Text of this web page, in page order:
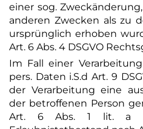
einer sog.
anderen Zwecken als zu
ursprünglich erhoben
Art. 6 Abs. 4 DSGVO
Im Fall einer
pers. Daten i.S.d Art. 9
der Verarbeitung eine
der betroffenen Person
Art. 6 Abs. 1 lit. a